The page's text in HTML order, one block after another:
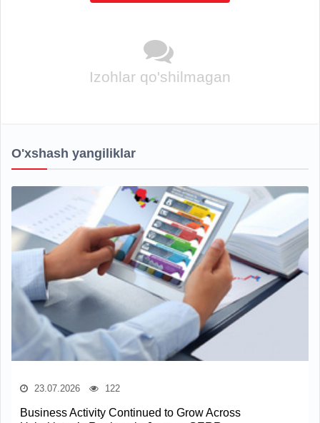
Izohlar qo'shilmagan
O'xshash yangiliklar
23.07.2026 122
Business Activity Continued to Grow Across